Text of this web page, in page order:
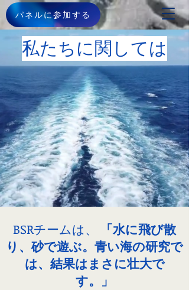
パネルに参加する
私たちに関しては
BSRチームは、
「水に飛び散
り、砂で遊ぶ。青い海の研究で
は、結果はまさに壮大で
す。」